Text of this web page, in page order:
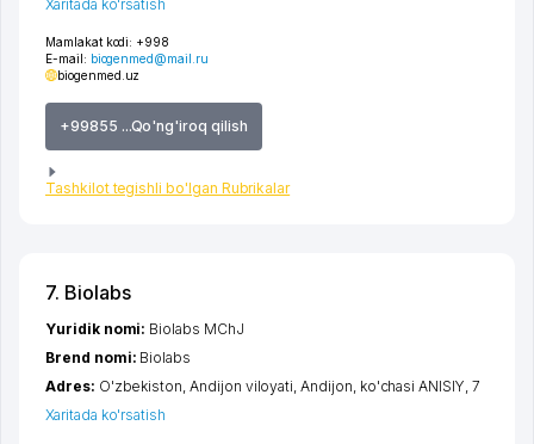
Mamlakat kodi: +998
E-mail: biogenmed@mail.ru
biogenmed.uz
+99855 ...Qo'ng'iroq qilish
Tashkilot tegishli bo'lgan Rubrikalar
Xaritada ko'rsatish
7. Biolabs
Yuridik nomi: Biolabs MChJ
Brend nomi: Biolabs
Adres: O'zbekiston,Andijon viloyati,Andijon, ko'chasi ANISIY, 7
Xaritada ko'rsatish